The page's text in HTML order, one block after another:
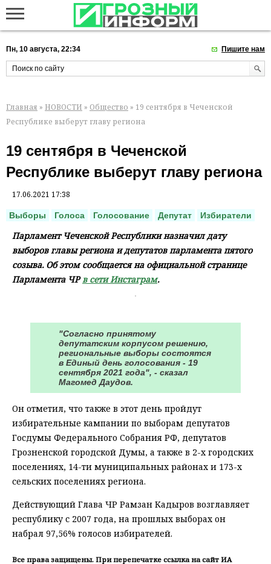
Пн, 10 августа, 22:34 Пишите нам
Главная » НОВОСТИ » Общество » 19 сентября в Чеченской
Республике выберут главу региона
19 сентября в Чеченской
Республике выберут главу региона
17.06.2021 17:38
Выборы Голоса Голосование Депутат Избиратели
Парламент Чеченской Республики назначил дату
выборов главы региона и депутатов парламента пятого
созыва. Об этом сообщается на официальной странице
Парламента ЧРв сети Инстаграм.
"Согласно принятому
депутатским корпусом решению,
региональные выборы состоятся
в Единый день голосования - 19
сентября 2021 года", - сказал
Магомед Даудов.
Он отметил, что также в этот день пройдут
избирательные кампании по выборам депутатов
Госдумы Федерального Собрания РФ, депутатов
Грозненской городской Думы, а также в 2-х городских
поселениях, 14-ти муниципальных районах и 173-х
сельских поселениях региона.
Действующий Глава ЧР Рамзан Кадыров возглавляет
республику с 2007 года, на прошлых выборах он
набрал 97,56% голосов избирателей.
Все права защищены. При перепечатке ссылка на сайт ИА